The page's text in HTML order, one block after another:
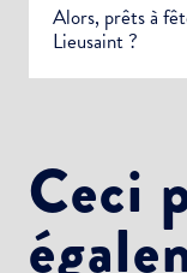
Alors, prêts à
Lieusaint ?
Ceci